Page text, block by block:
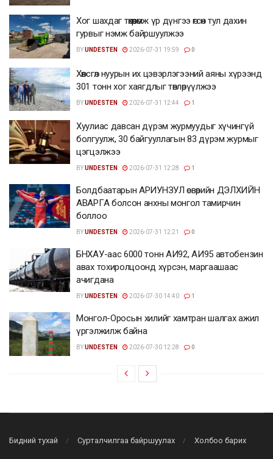
Хог шахдаг төхөөрөмж үр дүнгээ өгсөн тул дахин
гурвыг нэмж байршуулжээ
BYUNDESTEN 2026-07-31 19:59 0
Хөвсгөл нуурын их цэвэрлэгээний аяны хүрээнд
301 тонн хог хаягдлыг төвлөрүүлжээ
BYUNDESTEN 2026-07-31 12:44 1
Хуулиас давсан дүрэм журмуудыг хүчингүй
болгуулж, 30 байгууллагын 83 дүрэм журмыг
цэгцэлжээ
BYUNDESTEN 2026-07-31 12:28 1
Болдбаатарын АРИУНЗУЛ өсвөрийн ДЭЛХИЙН
АВАРГА болсон анхны монгол тамирчин
боллоо
BYUNDESTEN 2026-07-31 12:21 0
БНХАУ-аас 6000 тонн АИ92, АИ95 автобензин
авах тохиролцоонд хүрсэн, маргаашаас
ачигдана
BYUNDESTEN 2026-07-30 14:40 1
Монгол-Оросын хилийг хамтран шалгах ажил
үргэлжилж байна
BYUNDESTEN 2026-07-30 12:28 0
Бидний тухай Сурталчилгаа байршуулах Холбоо барих